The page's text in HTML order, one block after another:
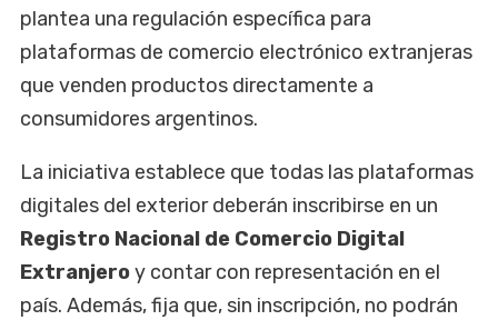
plantea una regulación específica para
plataformas de comercio electrónico extranjeras
que venden productos directamente a
consumidores argentinos.
La iniciativa establece que todas las plataformas
digitales del exterior deberán inscribirse en un
Registro Nacional de Comercio Digital
Extranjeroy contar con representación en el
país. Además, fija que, sin inscripción, no podrán